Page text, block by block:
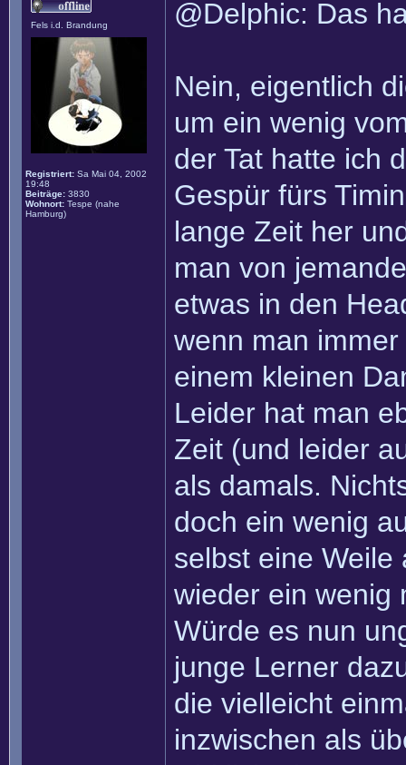
Fels i.d. Brandung
Registriert: Sa Mai 04, 2002
19:48
Beiträge: 3830
Wohnort: Tespe (nahe
Hamburg)
@Delphic: Das
Nein, eigentlich
um ein wenig
der Tat hatte ich
Gespür fürs
lange Zeit her
man von
etwas in den
wenn man
einem kleinen
Leider hat man
Zeit (und leider
als damals.
doch ein wenig
selbst eine
wieder ein wenig
Würde es nun
junge Lerner
die vielleicht
inzwischen als